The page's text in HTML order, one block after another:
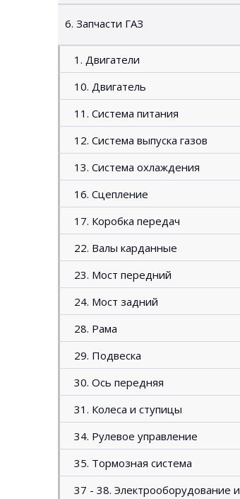
6. Запчасти ГАЗ
1. Двигатели
10. Двигатель
11. Система питания
12. Система выпуска газов
13. Система охлаждения
16. Сцепление
17. Коробка передач
22. Валы карданные
23. Мост передний
24. Мост задний
28. Рама
29. Подвеска
30. Ось передняя
31. Колеса и ступицы
34. Рулевое управление
35. Тормозная система
37 - 38. Электрооборудование и